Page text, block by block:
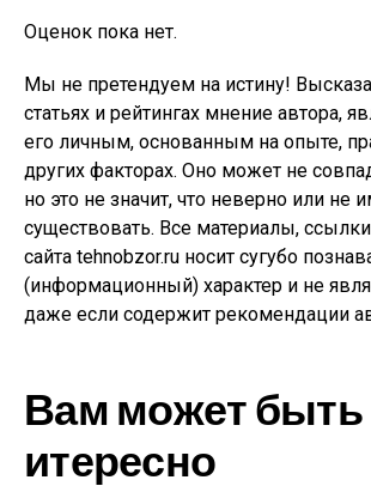
Оценок пока нет.
Мы не претендуем на истину!
статьях и рейтингах мнение автора,
его личным, основанным на опыте,
других факторах. Оно может не
но это не значит, что неверно или не
существовать. Все материалы,
сайта tehnobzor.ru носит сугубо
(информационный) характер и не
даже если содержит рекомендации
Вам может быть
итересно